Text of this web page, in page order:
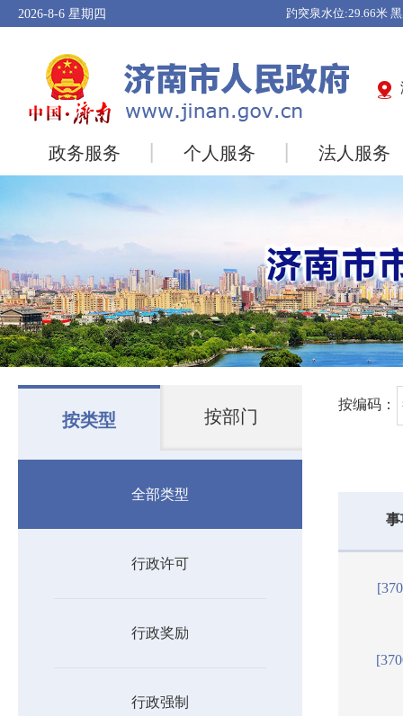
2026-8-6 星期四
政务服务 个人服务 法人服务
按类型 按部门
全部类型
行政许可
行政奖励
行政强制
按编码：
事